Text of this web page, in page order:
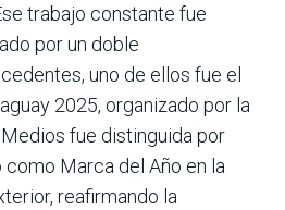
trabajo constante fue
por un doble
uno de ellos fue el
2025, orga­nizado por la
fue distinguida por
Marca del Año en la
reafir­mando la